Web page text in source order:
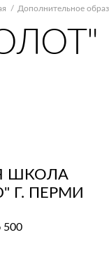
Дополнительное
ШКОЛА
Г. ПЕРМИ
500